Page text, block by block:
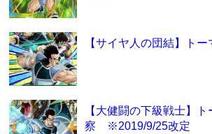
【サイヤ人の団結】トー
【大健闘の下級戦士】
察 ※2019/9/25改定